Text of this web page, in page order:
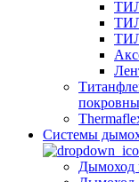
Cистемы
Дымоход